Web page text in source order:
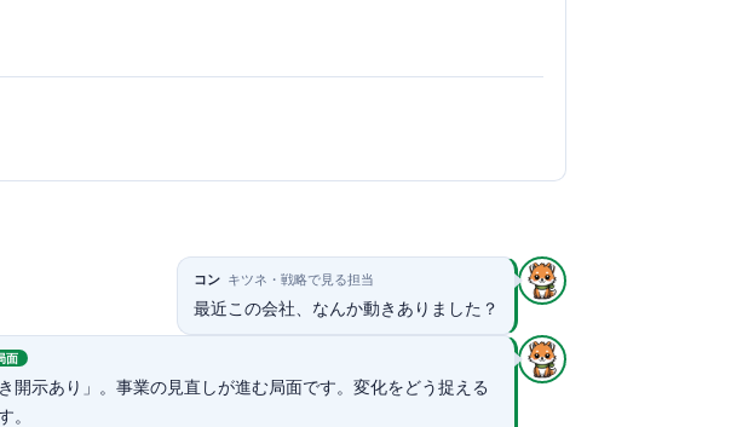
コン キツネ・戦略で見る担当
最近この会社、なんか動きありました？
面
開示あり」。事業の見直しが進む局面です。変化をどう捉える
。